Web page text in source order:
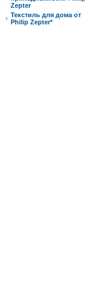
Zepter
Текстиль для дома от
Philip Zepter*